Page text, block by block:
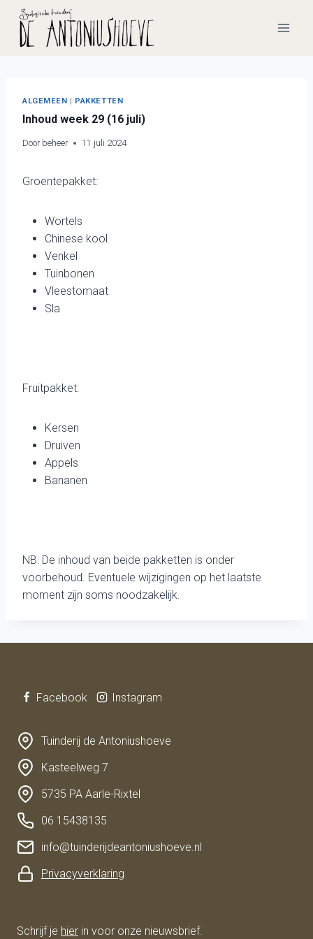
Doorgaan
naar
inhoud
ALGEMEEN | PAKKETTEN
Inhoud week 29 (16 juli)
Door beheer 11 juli 2024
Groentepakket:
Wortels
Chinese kool
Venkel
Tuinbonen
Vleestomaat
Sla
Fruitpakket:
Kersen
Druiven
Appels
Bananen
NB: De inhoud van beide pakketten is onder
voorbehoud. Eventuele wijzigingen op het laatste
moment zijn soms noodzakelijk.
Facebook Instagram
Tuinderij de Antoniushoeve
Kasteelweg 7
5735 PA Aarle-Rixtel
06 15438135
info@tuinderijdeantoniushoeve.nl
Privacyverklaring
Schrijf je hier in voor onze nieuwsbrief.